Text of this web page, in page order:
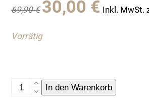
69,90€ Preis
69,90 €
30,00 € Preis
Inkl. MwSt.
Vorrätig
Kissenhülle
"Paisley",
In den Warenkorb